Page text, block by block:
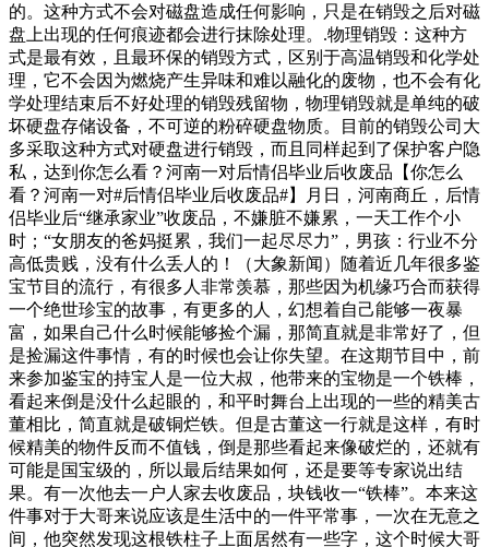
的。这种方式不会对磁盘造成任何影响，只是在销毁之后对磁
盘上出现的任何痕迹都会进行抹除处理。.物理销毁：这种方
式是最有效，且最环保的销毁方式，区别于高温销毁和化学处
理，它不会因为燃烧产生异味和难以融化的废物，也不会有化
学处理结束后不好处理的销毁残留物，物理销毁就是单纯的破
坏硬盘存储设备，不可逆的粉碎硬盘物质。目前的销毁公司大
多采取这种方式对硬盘进行销毁，而且同样起到了保护客户隐
私，达到你怎么看？河南一对后情侣毕业后收废品【你怎么
看？河南一对#后情侣毕业后收废品#】月日，河南商丘，后情
侣毕业后“继承家业”收废品，不嫌脏不嫌累，一天工作个小
时；“女朋友的爸妈挺累，我们一起尽尽力”，男孩：行业不分
高低贵贱，没有什么丢人的！（大象新闻）随着近几年很多鉴
宝节目的流行，有很多人非常羡慕，那些因为机缘巧合而获得
一个绝世珍宝的故事，有更多的人，幻想着自己能够一夜暴
富，如果自己什么时候能够捡个漏，那简直就是非常好了，但
是捡漏这件事情，有的时候也会让你失望。在这期节目中，前
来参加鉴宝的持宝人是一位大叔，他带来的宝物是一个铁棒，
看起来倒是没什么起眼的，和平时舞台上出现的一些的精美古
董相比，简直就是破铜烂铁。但是古董这一行就是这样，有时
候精美的物件反而不值钱，倒是那些看起来像破烂的，还就有
可能是国宝级的，所以最后结果如何，还是要等专家说出结
果。有一次他去一户人家去收废品，块钱收一“铁棒”。本来这
件事对于大哥来说应该是生活中的一件平常事，一次在无意之
间，他突然发现这根铁柱子上面居然有一些字，这个时候大哥